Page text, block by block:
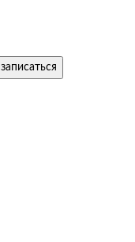
записаться